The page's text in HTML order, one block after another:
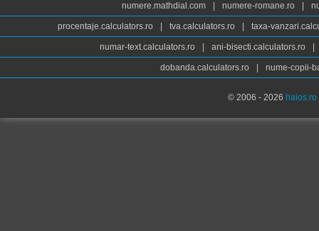
numere.mathdial.com numere-romane.ro
procentaje.calculators.ro tva.calculators.ro taxa-
numar-text.calculators.ro ani-bisecti.calculators.ro
dobanda.calculators.ro nume-copii-
© 2006 - 2026 haios.ro